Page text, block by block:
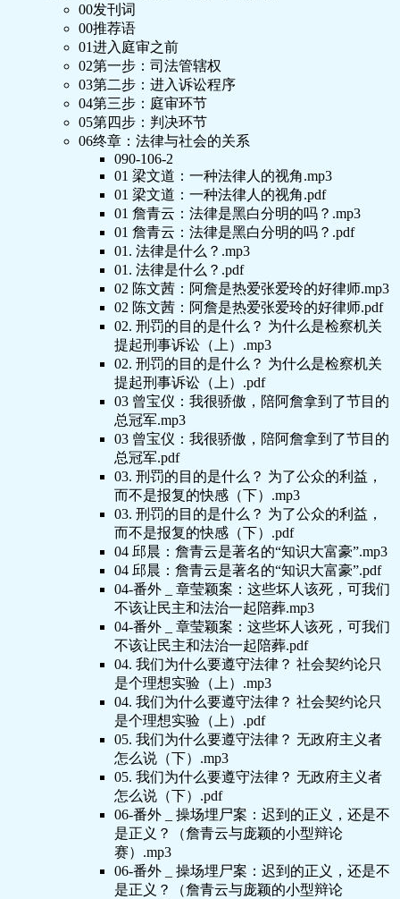
00发刊词
00推荐语
01进入庭审之前
02第一步：司法管辖权
03第二步：进入诉讼程序
04第三步：庭审环节
05第四步：判决环节
06终章：法律与社会的关系
090-106-2
01 梁文道：一种法律人的视角.mp3
01 梁文道：一种法律人的视角.pdf
01 詹青云：法律是黑白分明的吗？.mp3
01 詹青云：法律是黑白分明的吗？.pdf
01. 法律是什么？.mp3
01. 法律是什么？.pdf
02 陈文茜：阿詹是热爱张爱玲的好律师.mp3
02 陈文茜：阿詹是热爱张爱玲的好律师.pdf
02. 刑罚的目的是什么？ 为什么是检察机关
提起刑事诉讼（上）.mp3
02. 刑罚的目的是什么？ 为什么是检察机关
提起刑事诉讼（上）.pdf
03 曾宝仪：我很骄傲，陪阿詹拿到了节目的
总冠军.mp3
03 曾宝仪：我很骄傲，陪阿詹拿到了节目的
总冠军.pdf
03. 刑罚的目的是什么？ 为了公众的利益，
而不是报复的快感（下）.mp3
03. 刑罚的目的是什么？ 为了公众的利益，
而不是报复的快感（下）.pdf
04 邱晨：詹青云是著名的“知识大富豪”.mp3
04 邱晨：詹青云是著名的“知识大富豪”.pdf
04-番外 _ 章莹颖案：这些坏人该死，可我们
不该让民主和法治一起陪葬.mp3
04-番外 _ 章莹颖案：这些坏人该死，可我们
不该让民主和法治一起陪葬.pdf
04. 我们为什么要遵守法律？ 社会契约论只
是个理想实验（上）.mp3
04. 我们为什么要遵守法律？ 社会契约论只
是个理想实验（上）.pdf
05. 我们为什么要遵守法律？ 无政府主义者
怎么说（下）.mp3
05. 我们为什么要遵守法律？ 无政府主义者
怎么说（下）.pdf
06-番外 _ 操场埋尸案：迟到的正义，还是不
是正义？（詹青云与庞颖的小型辩论
赛）.mp3
06-番外 _ 操场埋尸案：迟到的正义，还是不
是正义？（詹青云与庞颖的小型辩论